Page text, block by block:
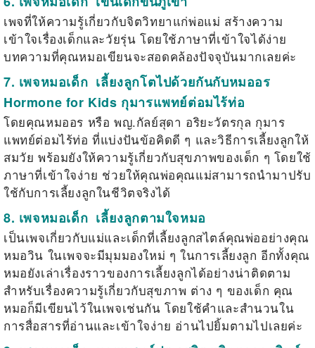
เพจที่ให้ความรู้เกี่ยวกับจิตวิทยาแก่พ่อแม่ สร้างความ
เข้าใจเรื่องเด็กและวัยรุ่น โดยใช้ภาษาที่เข้าใจได้ง่าย
บทความที่คุณหมอเขียนจะสอดคล้องปัจจุบันมากเลยค่ะ
7. เพจหมอเด็ก เลี้ยงลูกโตไปด้วยกันกับหมออร
Hormone for Kids กุมารแพทย์ต่อมไร้ท่อ
โดยคุณหมออร หรือ พญ.กัลย์สุดา อริยะวัตรกุล กุมาร
แพทย์ต่อมไร้ท่อ ที่แบ่งปันข้อคิดดี ๆ และวิธีการเลี้ยงลูกให้
สมวัย พร้อมยังให้ความรู้เกี่ยวกับสุขภาพของเด็ก ๆ โดยใช้
ภาษาที่เข้าใจง่าย ช่วยให้คุณพ่อคุณแม่สามารถนำมาปรับ
ใช้กับการเลี้ยงลูกในชีวิตจริงได้
8. เพจหมอเด็ก เลี้ยงลูกตามใจหมอ
เป็นเพจเกี่ยวกับแม่และเด็กที่เลี้ยงลูกสไตล์คุณพ่ออย่างคุณ
หมอวิน ในเพจจะมีมุมมองใหม่ ๆ ในการเลี้ยงลูก อีกทั้งคุณ
หมอยังเล่าเรื่องราวของการเลี้ยงลูกได้อย่างน่าติดตาม
สำหรับเรื่องความรู้เกี่ยวกับสุขภาพ ต่าง ๆ ของเด็ก คุณ
หมอก็มีเขียนไว้ในเพจเช่นกัน โดยใช้คำและสำนวนใน
การสื่อสารที่อ่านและเข้าใจง่าย อ่านไปยิ้มตามไปเลยค่ะ